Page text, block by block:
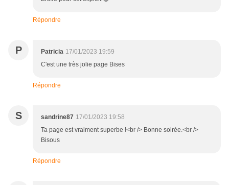
Répondre
P Patricia 17/01/2023 19:59
C'est une très jolie page Bises
Répondre
S sandrine87 17/01/2023 19:58
Ta page est vraiment superbe !<br /> Bonne soirée.<br />
Bisous
Répondre